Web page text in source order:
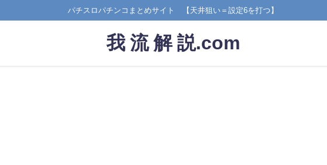
パチスロパチンコまとめサイト 【天井狙い＝設定6を打つ】
我 流 解 説.com